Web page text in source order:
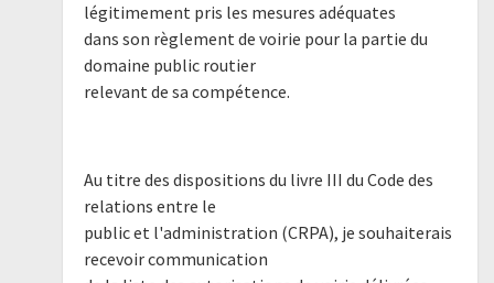
légitimement pris les mesures adéquates
dans son règlement de voirie pour la partie du
domaine public routier
relevant de sa compétence.
Au titre des dispositions du livre III du Code des
relations entre le
public et l'administration (CRPA), je souhaiterais
recevoir communication